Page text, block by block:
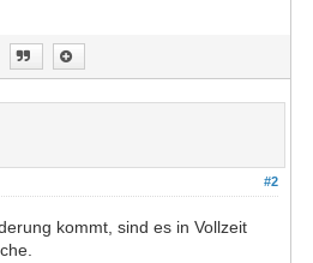
#2
kommt, sind es in Vollzeit